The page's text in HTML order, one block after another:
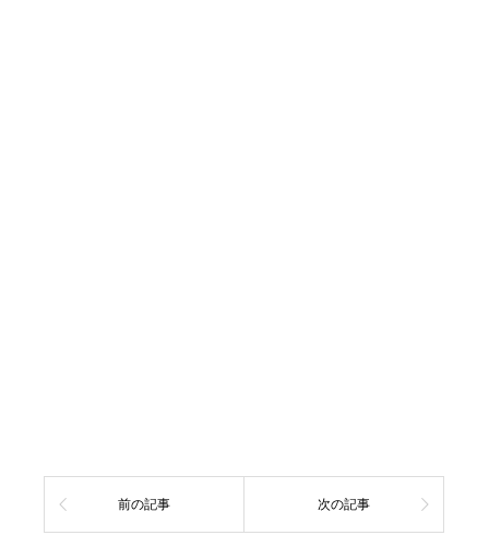
前の記事 次の記事